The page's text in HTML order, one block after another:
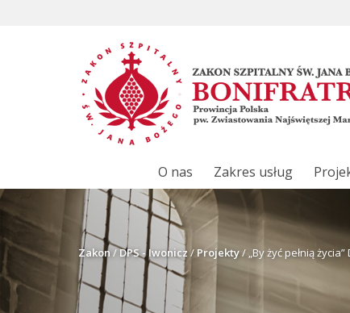
O nas Zakres usług
Zakon/DPS - Iwonicz / Projekty/ „By żyć pełnią